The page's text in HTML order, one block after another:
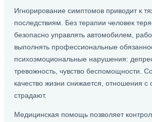
Игнорирование симптомов приводит к
последствиям. Без терапии человек
безопасно управлять автомобилем,
выполнять профессиональные
психоэмоциональные нарушения:
тревожность, чувство беспомощности.
качество жизни снижается, отношения
страдают.
Медицинская помощь позволяет